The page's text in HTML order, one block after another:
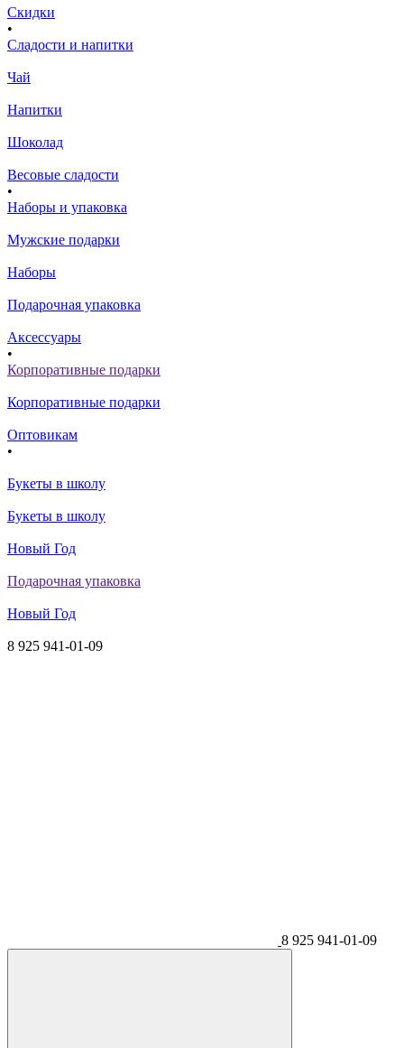
Скидки
•
Сладости и напитки
Чай
Напитки
Шоколад
Весовые сладости
•
Наборы и упаковка
Мужские подарки
Наборы
Подарочная упаковка
Аксессуары
•
Корпоративные подарки
Корпоративные подарки
Оптовикам
•
Букеты в школу
Букеты в школу
Новый Год
Подарочная упаковка
Новый Год
8 925 941-01-09
8 925 941-01-09